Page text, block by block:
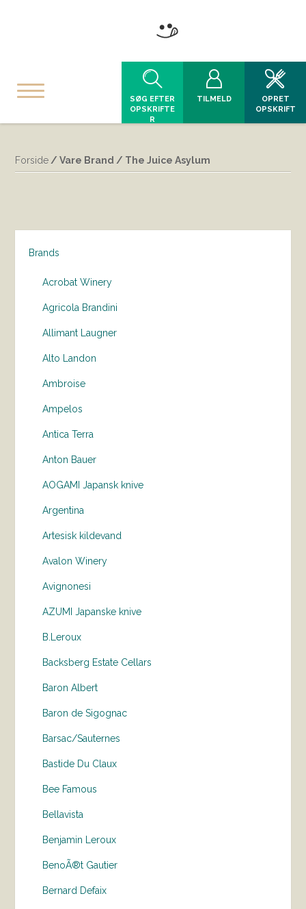
SØG EFTER
OPSKRIFTE
R
TILMELD
OPRET
OPSKRIFT
Forside / Vare Brand / The Juice Asylum
Brands
Acrobat Winery
Agricola Brandini
Allimant Laugner
Alto Landon
Ambroise
Ampelos
Antica Terra
Anton Bauer
AOGAMI Japansk knive
Argentina
Artesisk kildevand
Avalon Winery
Avignonesi
AZUMI Japanske knive
B.Leroux
Backsberg Estate Cellars
Baron Albert
Baron de Sigognac
Barsac/Sauternes
Bastide Du Claux
Bee Famous
Bellavista
Benjamin Leroux
BenoÃ®t Gautier
Bernard Defaix